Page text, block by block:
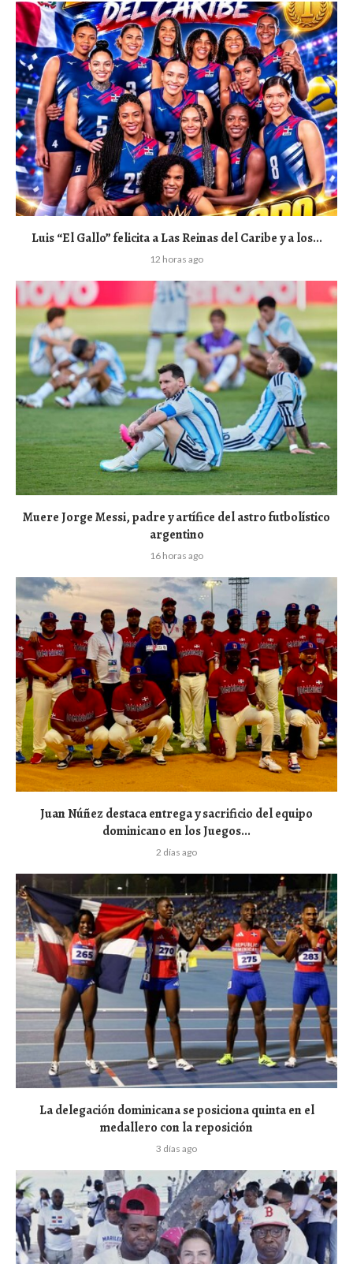
Luis “El Gallo” felicita a Las Reinas del Caribe y a los...
12 horas ago
Muere Jorge Messi, padre y artífice del astro futbolístico
argentino
16 horas ago
Juan Núñez destaca entrega y sacrificio del equipo
dominicano en los Juegos...
2 días ago
La delegación dominicana se posiciona quinta en el
medallero con la reposición
3 días ago